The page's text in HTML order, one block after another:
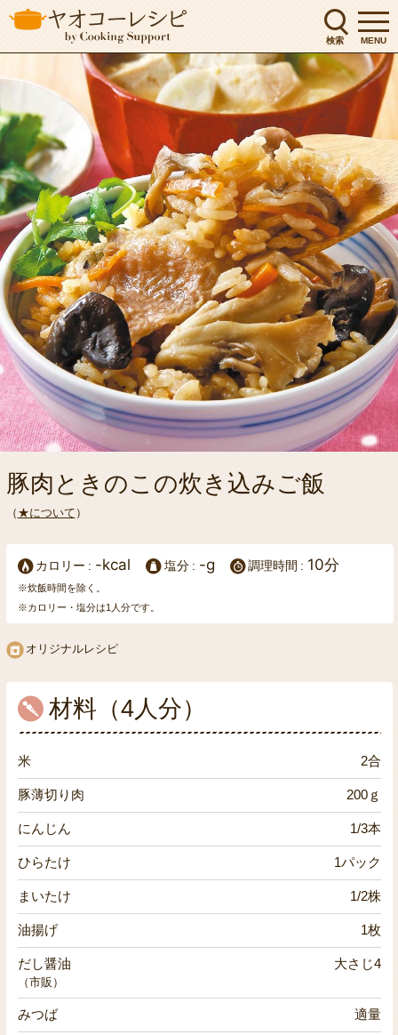
検索 MENU
豚肉ときのこの炊き込みご飯
（ ★について ）
カロリー -kcal 塩分 -g 調理時間 10分
※炊飯時間を除く。
※カロリー・塩分は1人分です。
オリジナルレシピ
材料（4人分）
米 2合
豚薄切り肉 200ｇ
にんじん 1/3本
ひらたけ 1パック
まいたけ 1/2株
油揚げ 1枚
だし醤油 大さじ4
（市販）
みつば 適量